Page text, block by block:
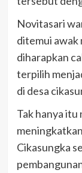
Novitasari
ditemui awak
diharapkan
terpilih
di desa
Tak hanya
Cikasungka